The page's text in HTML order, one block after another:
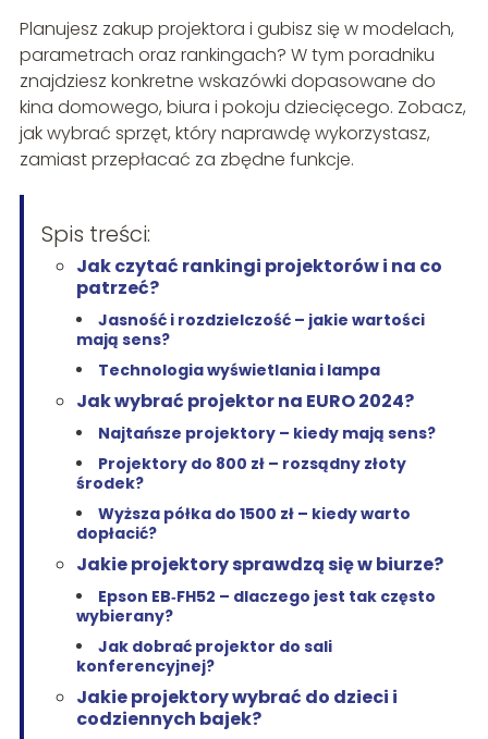
Planujesz zakup projektora i gubisz się w modelach,
parametrach oraz rankingach? W tym poradniku
znajdziesz konkretne wskazówki dopasowane do
kina domowego, biura i pokoju dziecięcego. Zobacz,
jak wybrać sprzęt, który naprawdę wykorzystasz,
zamiast przepłacać za zbędne funkcje.
Spis treści:
Jak czytać rankingi projektorów i na co
patrzeć?
Jasność i rozdzielczość – jakie wartości
mają sens?
Technologia wyświetlania i lampa
Jak wybrać projektor na EURO 2024?
Najtańsze projektory – kiedy mają sens?
Projektory do 800 zł – rozsądny złoty
środek?
Wyższa półka do 1500 zł – kiedy warto
dopłacić?
Jakie projektory sprawdzą się w biurze?
Epson EB‑FH52 – dlaczego jest tak często
wybierany?
Jak dobrać projektor do sali
konferencyjnej?
Jakie projektory wybrać do dzieci i
codziennych bajek?